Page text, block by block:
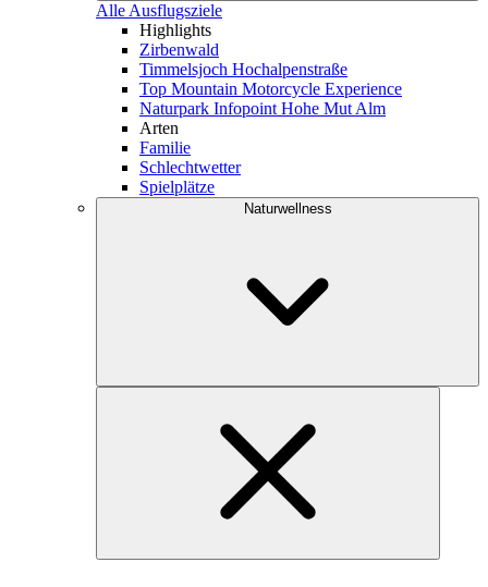
Alle Ausflugsziele
Highlights
Zirbenwald
Timmelsjoch Hochalpenstraße
Top Mountain Motorcycle Experience
Naturpark Infopoint Hohe Mut Alm
Arten
Familie
Schlechtwetter
Spielplätze
Naturwellness